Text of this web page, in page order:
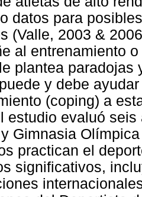
datos para
(Valle, 2003 &
al entrenamiento
plantea
y debe
(coping) a
estudio evaluó
Gimnasia
practican el
significativos,